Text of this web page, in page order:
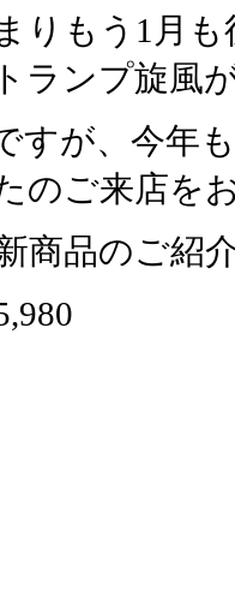
りもう1月
ランプ旋風
すが、今年
のご来店を
商品のご紹
￥5,980